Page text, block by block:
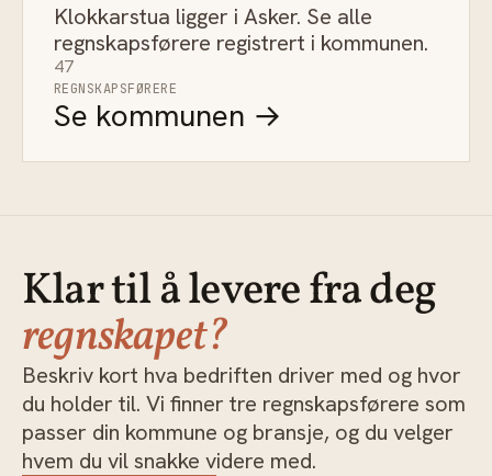
Klokkarstua ligger i Asker. Se alle
regnskapsførere registrert i kommunen.
47
REGNSKAPSFØRERE
Se kommunen →
Klar til å levere fra deg
regnskapet?
Beskriv kort hva bedriften driver med og hvor
du holder til. Vi finner tre regnskapsførere som
passer din kommune og bransje, og du velger
hvem du vil snakke videre med.